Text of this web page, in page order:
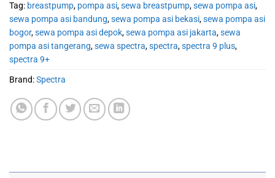
Tag: breastpump, pompa asi,sewa breastpump,sewa pompa asi,
sewa pompa asi bandung,sewa pompa asi bekasi,sewa pompa asi
bogor,sewa pompa asi depok,sewa pompa asi jakarta,sewa
pompa asi tangerang,sewa spectra,spectra,spectra 9 plus,
spectra 9+
Brand:Spectra